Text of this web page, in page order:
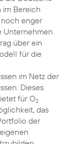
im Bereich
enger
Unternehmen
über ein
für die
im Netz der
Dieses
für O2
das
der